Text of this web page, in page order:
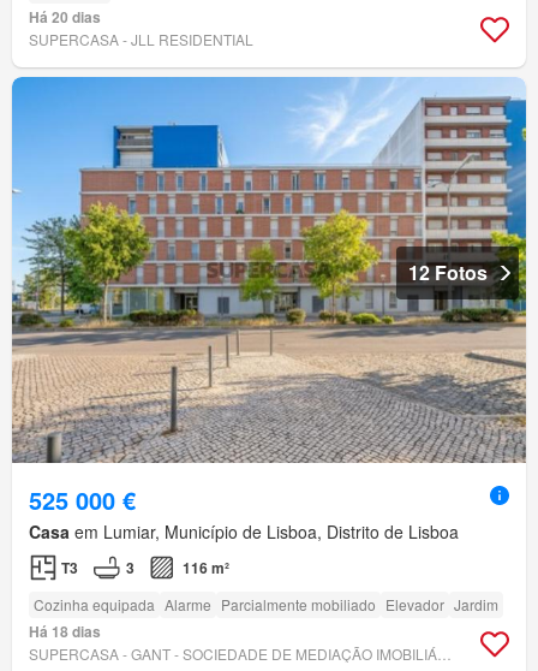
Há 20 dias
SUPERCASA - JLL RESIDENTIAL
12 Fotos
525 000 €
Casa em Lumiar, Município de Lisboa, Distrito de Lisboa
T3 3 116 m²
Cozinha equipada Alarme Parcialmente mobiliado Elevador Jardim
Há 18 dias